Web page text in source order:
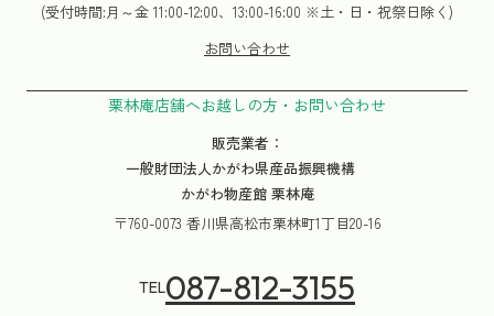
(受付時間:月～金 11:00-12:00、13:00-16:00 ※土・日・祝祭日除く)
お問い合わせ
栗林庵店舗へお越しの方・お問い合わせ
販売業者：
一般財団法人かがわ県産品振興機構
かがわ物産館 栗林庵
〒760-0073 香川県高松市栗林町1丁目20-16
TEL087-812-3155